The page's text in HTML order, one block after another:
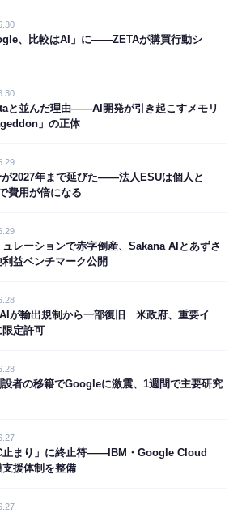
、比較はAI」に——ZETAが購買行動シ
と並んだ理由——AI開発が引き起こすメモリ
」の正体
2027年まで延びた——法人ESUは個人と
費用が倍になる
レーションで赤字倒産、Sakana AIとあずさ
益ベンチマーク公開
が輸出規制から一部復旧 米政府、重要イ
定許可
者の移籍でGoogleに激震、1週間で主要研究
止まり」に終止符——IBM・Google Cloud
援体制を整備